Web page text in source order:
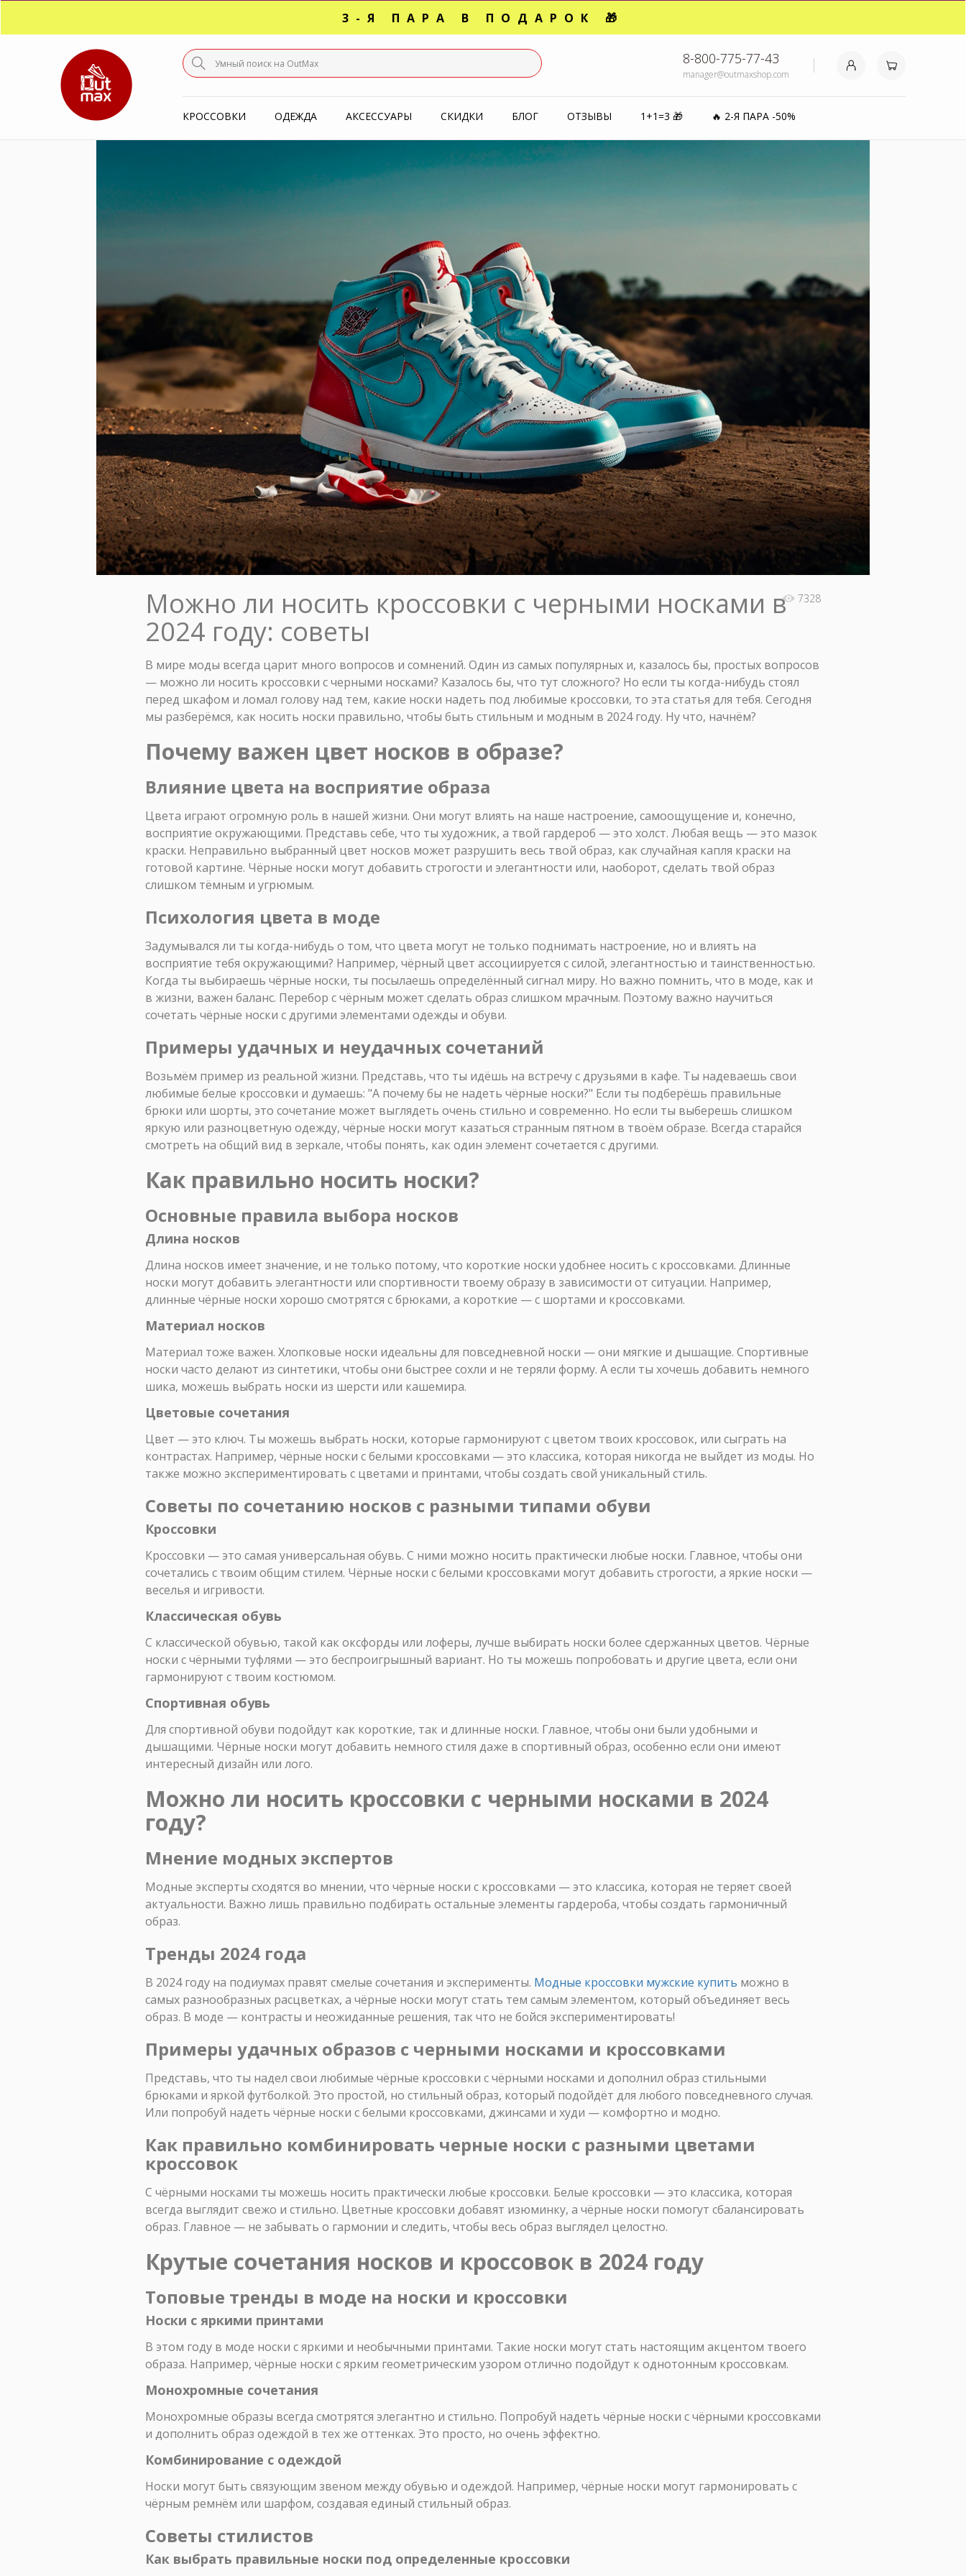
3-Я ПАРА В ПОДАРОК 🎁
ПОСЛЕДНИЕ РАЗМЕРЫ ОТ 1500₽⚡️ 8-800-775-77-43
manager@outmaxshop.com
КРОССОВКИ ОДЕЖДА АКСЕССУАРЫ СКИДКИ БЛОГ ОТЗЫВЫ 1+1=3 🎁 🔥 2-Я ПАРА -50%
Можно ли носить кроссовки с черными носками в
2024 году: советы
7328
В мире моды всегда царит много вопросов и сомнений. Один из самых популярных и, казалось бы, простых вопросов
— можно ли носить кроссовки с черными носками? Казалось бы, что тут сложного? Но если ты когда-нибудь стоял
перед шкафом и ломал голову над тем, какие носки надеть под любимые кроссовки, то эта статья для тебя. Сегодня
мы разберёмся, как носить носки правильно, чтобы быть стильным и модным в 2024 году. Ну что, начнём?
Почему важен цвет носков в образе?
Влияние цвета на восприятие образа
Цвета играют огромную роль в нашей жизни. Они могут влиять на наше настроение, самоощущение и, конечно,
восприятие окружающими. Представь себе, что ты художник, а твой гардероб — это холст. Любая вещь — это мазок
краски. Неправильно выбранный цвет носков может разрушить весь твой образ, как случайная капля краски на
готовой картине. Чёрные носки могут добавить строгости и элегантности или, наоборот, сделать твой образ
слишком тёмным и угрюмым.
Психология цвета в моде
Задумывался ли ты когда-нибудь о том, что цвета могут не только поднимать настроение, но и влиять на
восприятие тебя окружающими? Например, чёрный цвет ассоциируется с силой, элегантностью и таинственностью.
Когда ты выбираешь чёрные носки, ты посылаешь определённый сигнал миру. Но важно помнить, что в моде, как и
в жизни, важен баланс. Перебор с чёрным может сделать образ слишком мрачным. Поэтому важно научиться
сочетать чёрные носки с другими элементами одежды и обуви.
Примеры удачных и неудачных сочетаний
Возьмём пример из реальной жизни. Представь, что ты идёшь на встречу с друзьями в кафе. Ты надеваешь свои
любимые белые кроссовки и думаешь: "А почему бы не надеть чёрные носки?" Если ты подберёшь правильные
брюки или шорты, это сочетание может выглядеть очень стильно и современно. Но если ты выберешь слишком
яркую или разноцветную одежду, чёрные носки могут казаться странным пятном в твоём образе. Всегда старайся
смотреть на общий вид в зеркале, чтобы понять, как один элемент сочетается с другими.
Как правильно носить носки?
Основные правила выбора носков
Длина носков
Длина носков имеет значение, и не только потому, что короткие носки удобнее носить с кроссовками. Длинные
носки могут добавить элегантности или спортивности твоему образу в зависимости от ситуации. Например,
длинные чёрные носки хорошо смотрятся с брюками, а короткие — с шортами и кроссовками.
Материал носков
Материал тоже важен. Хлопковые носки идеальны для повседневной носки — они мягкие и дышащие. Спортивные
носки часто делают из синтетики, чтобы они быстрее сохли и не теряли форму. А если ты хочешь добавить немного
шика, можешь выбрать носки из шерсти или кашемира.
Цветовые сочетания
Цвет — это ключ. Ты можешь выбрать носки, которые гармонируют с цветом твоих кроссовок, или сыграть на
контрастах. Например, чёрные носки с белыми кроссовками — это классика, которая никогда не выйдет из моды. Но
также можно экспериментировать с цветами и принтами, чтобы создать свой уникальный стиль.
Советы по сочетанию носков с разными типами обуви
Кроссовки
Кроссовки — это самая универсальная обувь. С ними можно носить практически любые носки. Главное, чтобы они
сочетались с твоим общим стилем. Чёрные носки с белыми кроссовками могут добавить строгости, а яркие носки —
веселья и игривости.
Классическая обувь
С классической обувью, такой как оксфорды или лоферы, лучше выбирать носки более сдержанных цветов. Чёрные
носки с чёрными туфлями — это беспроигрышный вариант. Но ты можешь попробовать и другие цвета, если они
гармонируют с твоим костюмом.
Спортивная обувь
Для спортивной обуви подойдут как короткие, так и длинные носки. Главное, чтобы они были удобными и
дышащими. Чёрные носки могут добавить немного стиля даже в спортивный образ, особенно если они имеют
интересный дизайн или лого.
Можно ли носить кроссовки с черными носками в 2024
году?
Мнение модных экспертов
Модные эксперты сходятся во мнении, что чёрные носки с кроссовками — это классика, которая не теряет своей
актуальности. Важно лишь правильно подбирать остальные элементы гардероба, чтобы создать гармоничный
образ.
Тренды 2024 года
В 2024 году на подиумах правят смелые сочетания и эксперименты. Модные кроссовки мужские купить можно в
самых разнообразных расцветках, а чёрные носки могут стать тем самым элементом, который объединяет весь
образ. В моде — контрасты и неожиданные решения, так что не бойся экспериментировать!
Примеры удачных образов с черными носками и кроссовками
Представь, что ты надел свои любимые чёрные кроссовки с чёрными носками и дополнил образ стильными
брюками и яркой футболкой. Это простой, но стильный образ, который подойдёт для любого повседневного случая.
Или попробуй надеть чёрные носки с белыми кроссовками, джинсами и худи — комфортно и модно.
Как правильно комбинировать черные носки с разными цветами
кроссовок
С чёрными носками ты можешь носить практически любые кроссовки. Белые кроссовки — это классика, которая
всегда выглядит свежо и стильно. Цветные кроссовки добавят изюминку, а чёрные носки помогут сбалансировать
образ. Главное — не забывать о гармонии и следить, чтобы весь образ выглядел целостно.
Крутые сочетания носков и кроссовок в 2024 году
Топовые тренды в моде на носки и кроссовки
Носки с яркими принтами
В этом году в моде носки с яркими и необычными принтами. Такие носки могут стать настоящим акцентом твоего
образа. Например, чёрные носки с ярким геометрическим узором отлично подойдут к однотонным кроссовкам.
Монохромные сочетания
Монохромные образы всегда смотрятся элегантно и стильно. Попробуй надеть чёрные носки с чёрными кроссовками
и дополнить образ одеждой в тех же оттенках. Это просто, но очень эффектно.
Комбинирование с одеждой
Носки могут быть связующим звеном между обувью и одеждой. Например, чёрные носки могут гармонировать с
чёрным ремнём или шарфом, создавая единый стильный образ.
Советы стилистов
Как выбрать правильные носки под определенные кроссовки